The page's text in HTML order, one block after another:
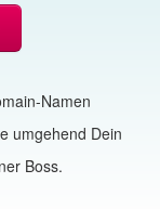
Namen
umgehend Dein
Boss.